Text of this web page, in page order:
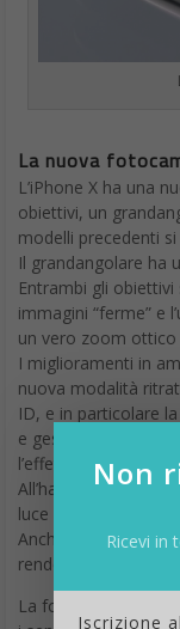
La nuova
L’iPhone X ha una
obiettivi, un
modelli precedenti
Il grandangolare ha
Entrambi gli
immagini “ferme” e
un vero zoom ottico
I miglioramenti in
nuova modalità
ID, e in particolare
e gestire la luce
l’effetto è
All’hardware si
luce con i nuovi filtri
Anche il flash è
rendere la luce
La fotocamera
Non
Ricevi in
Iscrizione